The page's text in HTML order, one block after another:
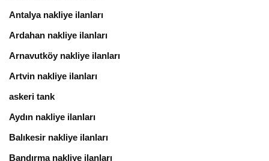
Antalya nakliye ilanları
Ardahan nakliye ilanları
Arnavutköy nakliye ilanları
Artvin nakliye ilanları
askeri tank
Aydın nakliye ilanları
Balıkesir nakliye ilanları
Bandırma nakliye ilanları